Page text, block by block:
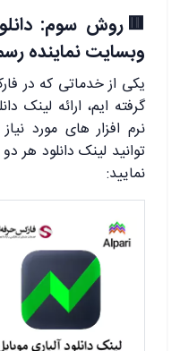
🟥روش سوم:
وبسایت نماینده
یکی از خدماتی که در
گرفته ایم، ارائه لینک
نرم افزار های مورد
توانید لینک دانلود هر
نمایید: